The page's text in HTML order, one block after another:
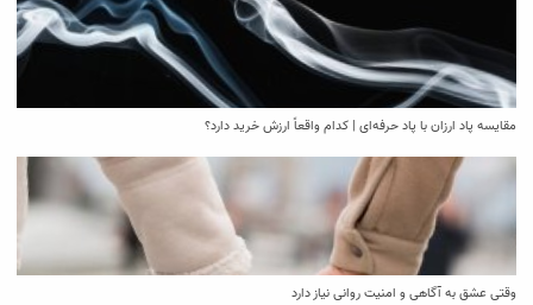
مقایسه پاد ارزان با پاد حرفه‌ای | کدام واقعاً ارزش خرید دارد؟
وقتی عشق به آگاهی و امنیت روانی نیاز دارد